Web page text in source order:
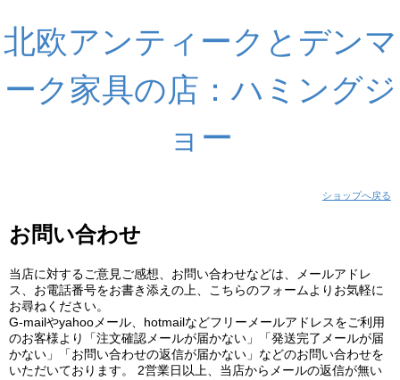
北欧アンティークとデンマ
ーク家具の店：ハミングジ
ョー
ショップへ戻る
お問い合わせ
当店に対するご意見ご感想、お問い合わせなどは、メールアドレ
ス、お電話番号をお書き添えの上、こちらのフォームよりお気軽に
お尋ねください。
G-mailやyahooメール、hotmailなどフリーメールアドレスをご利用
のお客様より「注文確認メールが届かない」「発送完了メールが届
かない」「お問い合わせの返信が届かない」などのお問い合わせを
いただいております。 2営業日以上、当店からメールの返信が無い